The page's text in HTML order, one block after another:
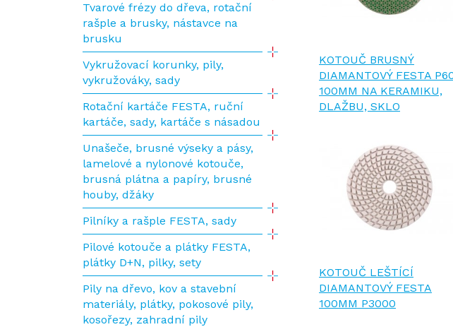
Tvarové frézy do dřeva, rotační
rašple a brusky, nástavce na
brusku
Vykružovací korunky, pily,
vykružováky, sady
Rotační kartáče FESTA, ruční
kartáče, sady, kartáče s násadou
Unašeče, brusné výseky a pásy,
lamelové a nylonové kotouče,
brusná plátna a papíry, brusné
houby, džáky
Pilníky a rašple FESTA, sady
Pilové kotouče a plátky FESTA,
plátky D+N, pilky, sety
Pily na dřevo, kov a stavební
materiály, plátky, pokosové pily,
kosořezy, zahradní pily
KOTOUČ BRUSNÝ
DIAMANTOVÝ FESTA
100MM NA KERAMIKU,
DLAŽBU, SKLO
KOTOUČ LEŠTÍCÍ
DIAMANTOVÝ FESTA
100MM P3000